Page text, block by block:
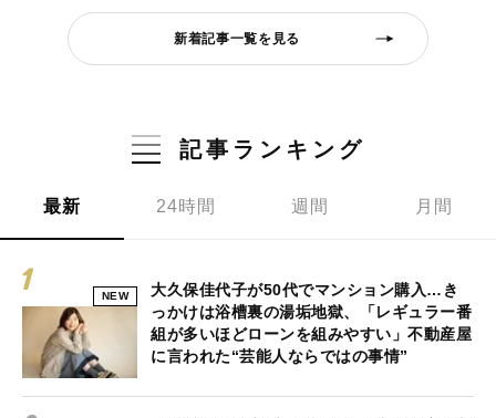
新着記事一覧を見る
記事ランキング
最新 24時間 週間 月間
NEW
大久保佳代子が50代でマンション購入…き
っかけは浴槽裏の湯垢地獄、「レギュラー番
組が多いほどローンを組みやすい」不動産屋
に言われた“芸能人ならではの事情”